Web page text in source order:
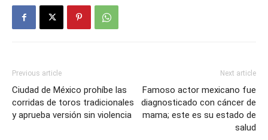
Previous article
Ciudad de México prohíbe las
corridas de toros tradicionales
y aprueba versión sin violencia
Next article
Famoso actor mexicano fue
diagnosticado con cáncer de
mama; este es su estado de
salud